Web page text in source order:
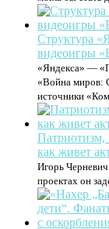
Структура
видеоигры
«Яндекса» —
«Война миров:
источники
как живет
Игорь
проектах он